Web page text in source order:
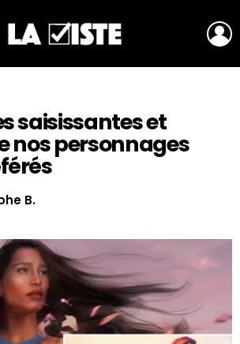
saisissantes et
nos personnages
B.